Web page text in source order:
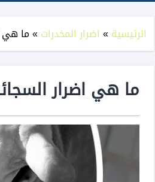
الرئيسية» اضرار المخدرات»ما هي
ما هي اضرار